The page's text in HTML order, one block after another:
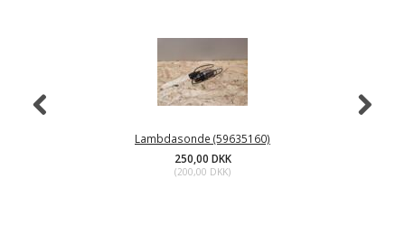
Lambdasonde (59635160)
250,00 DKK
(200,00 DKK)